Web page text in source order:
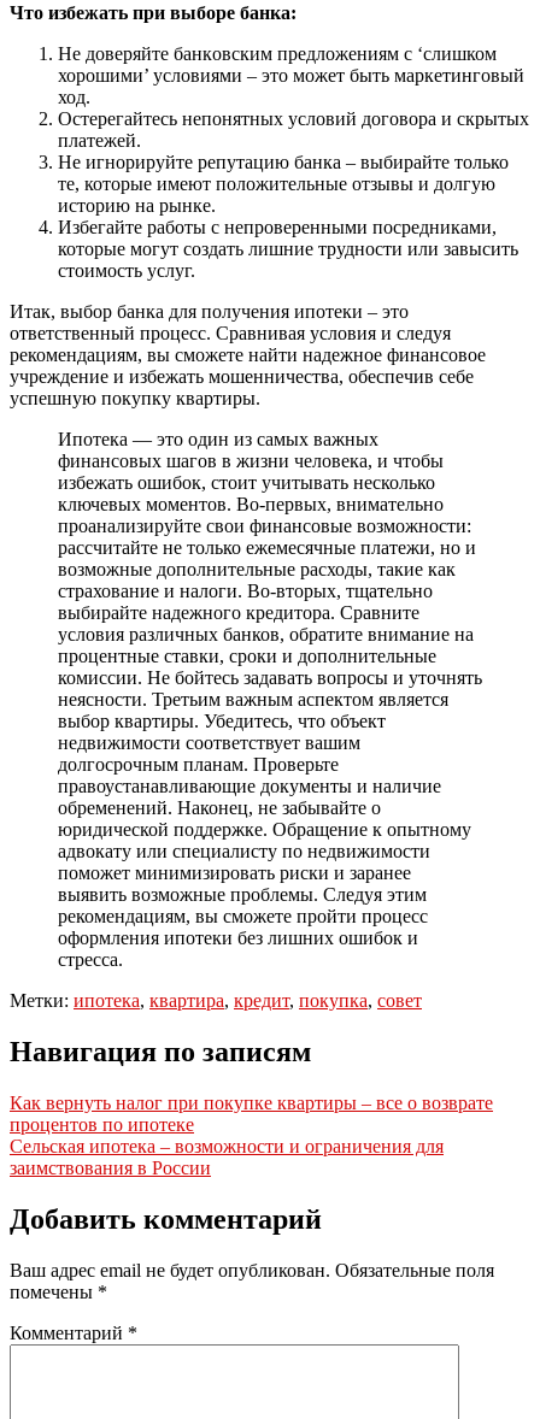
Что избежать при выборе банка:
Не доверяйте банкoвским предложениям с ‘слишком
хорошими’ условиями – это может быть маркетинговый
ход.
Остерегайтесь непонятных условий договора и скрытых
платежей.
Не игнорируйте репутацию банка – выбирайте только
те, которые имеют положительные отзывы и долгую
историю на рынке.
Избегайте работы с непроверенными посредниками,
которые могут создать лишние трудности или завысить
стоимость услуг.
Итак, выбор банка для получения ипотеки – это
ответственный процесс. Сравнивая условия и следуя
рекомендациям, вы сможете найти надежное финансовое
учреждение и избежать мошенничества, обеспечив себе
успешную покупку квартиры.
Ипотека — это один из самых важных
финансовых шагов в жизни человека, и чтобы
избежать ошибок, стоит учитывать несколько
ключевых моментов. Во-первых, внимательно
проанализируйте свои финансовые возможности:
рассчитайте не только ежемесячные платежи, но и
возможные дополнительные расходы, такие как
страхование и налоги. Во-вторых, тщательно
выбирайте надежного кредитора. Сравните
условия различных банков, обратите внимание на
процентные ставки, сроки и дополнительные
комиссии. Не бойтесь задавать вопросы и уточнять
неясности. Третьим важным аспектом является
выбор квартиры. Убедитесь, что объект
недвижимости соответствует вашим
долгосрочным планам. Проверьте
правоустанавливающие документы и наличие
обременений. Наконец, не забывайте о
юридической поддержке. Обращение к опытному
адвокату или специалисту по недвижимости
поможет минимизировать риски и заранее
выявить возможные проблемы. Следуя этим
рекомендациям, вы сможете пройти процесс
оформления ипотеки без лишних ошибок и
стресса.
Метки: ипотека, квартира, кредит, покупка, совет
Навигация по записям
Как вернуть налог при покупке квартиры – все о возврате
процентов по ипотеке
Сельская ипотека – возможности и ограничения для
заимствования в России
Добавить комментарий
Ваш адрес email не будет опубликован. Обязательные поля
помечены *
Комментарий *